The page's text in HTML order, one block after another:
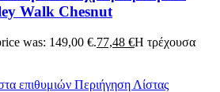
Walk Chesnut
was: 149,00 €.77,48 €Η τρέχουσα
επιθυμιών Περιήγηση Λίστας